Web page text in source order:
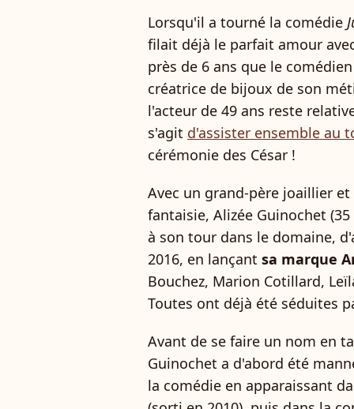
Lorsqu'il a tourné la comédie
filait déjà le parfait amour
près de 6 ans que le
créatrice de bijoux de son
l'acteur de 49 ans reste
s'agit d'assister ensemble au
cérémonie des César !
Avec un grand-père joaillier
fantaisie, Alizée Guinochet
à son tour dans le domaine,
2016, en lançant sa marque
Bouchez, Marion Cotillard,
Toutes ont déjà été séduites
Avant de se faire un nom en
Guinochet a d'abord été
la comédie en apparaissant